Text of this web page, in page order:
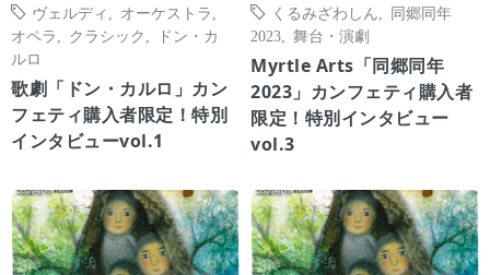
ヴェルディ
オーケストラ
オペラ
クラシック
ドン・カ
ルロ
歌劇「ドン・カルロ」カン
フェティ購入者限定！特別
インタビューvol.1
くるみざわしん
同郷同年
2023
舞台・演劇
Myrtle Arts「同郷同年
2023」カンフェティ購入者
限定！特別インタビュー
vol.3